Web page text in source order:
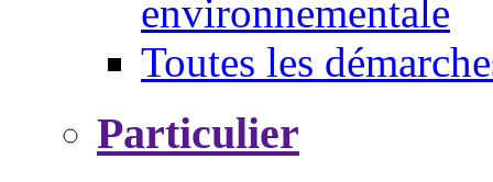
environnementale
Toutes les
Particulier